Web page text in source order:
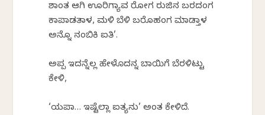
ಶಾಂತ ಆಗಿ ಊರಿಗ್ಯಾವ ರೋಗ ರುಜಿನ ಬರದಂಗ
ಕಾಪಾಡತಾಳ, ಮಳಿ ಬೆಳಿ ಬರೊಹಂಗ ಮಾಡ್ತಾಳ
ಅನ್ನೊ ನಂಬಿಕಿ ಐತಿ’.
ಅಪ್ಪ ಇದನ್ನೆಲ್ಲ ಹೇಳೊದನ್ನ ಬಾಯಿಗೆ ಬೆರಳಿಟ್ಟು
ಕೇಳಿ,
‘ಯಪಾ… ಇಷ್ಟೆಲ್ಲಾ ಐತ್ಯನು’ ಅಂತ ಕೇಳಿದೆ.